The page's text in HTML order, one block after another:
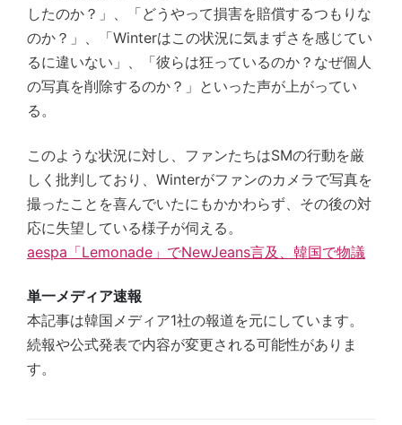
したのか？」、「どうやって損害を賠償するつもりな
のか？」、「Winterはこの状況に気まずさを感じてい
るに違いない」、「彼らは狂っているのか？なぜ個人
の写真を削除するのか？」といった声が上がってい
る。
このような状況に対し、ファンたちはSMの行動を厳
しく批判しており、Winterがファンのカメラで写真を
撮ったことを喜んでいたにもかかわらず、その後の対
応に失望している様子が伺える。
aespa「Lemonade」でNewJeans言及、韓国で物議
単一メディア速報
本記事は韓国メディア1社の報道を元にしています。
続報や公式発表で内容が変更される可能性がありま
す。